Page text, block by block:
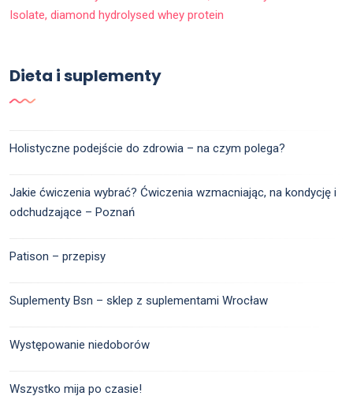
Isolate, diamond hydrolysed whey protein
Dieta i suplementy
Holistyczne podejście do zdrowia – na czym polega?
Jakie ćwiczenia wybrać? Ćwiczenia wzmacniając, na kondycję i
odchudzające – Poznań
Patison – przepisy
Suplementy Bsn – sklep z suplementami Wrocław
Występowanie niedoborów
Wszystko mija po czasie!